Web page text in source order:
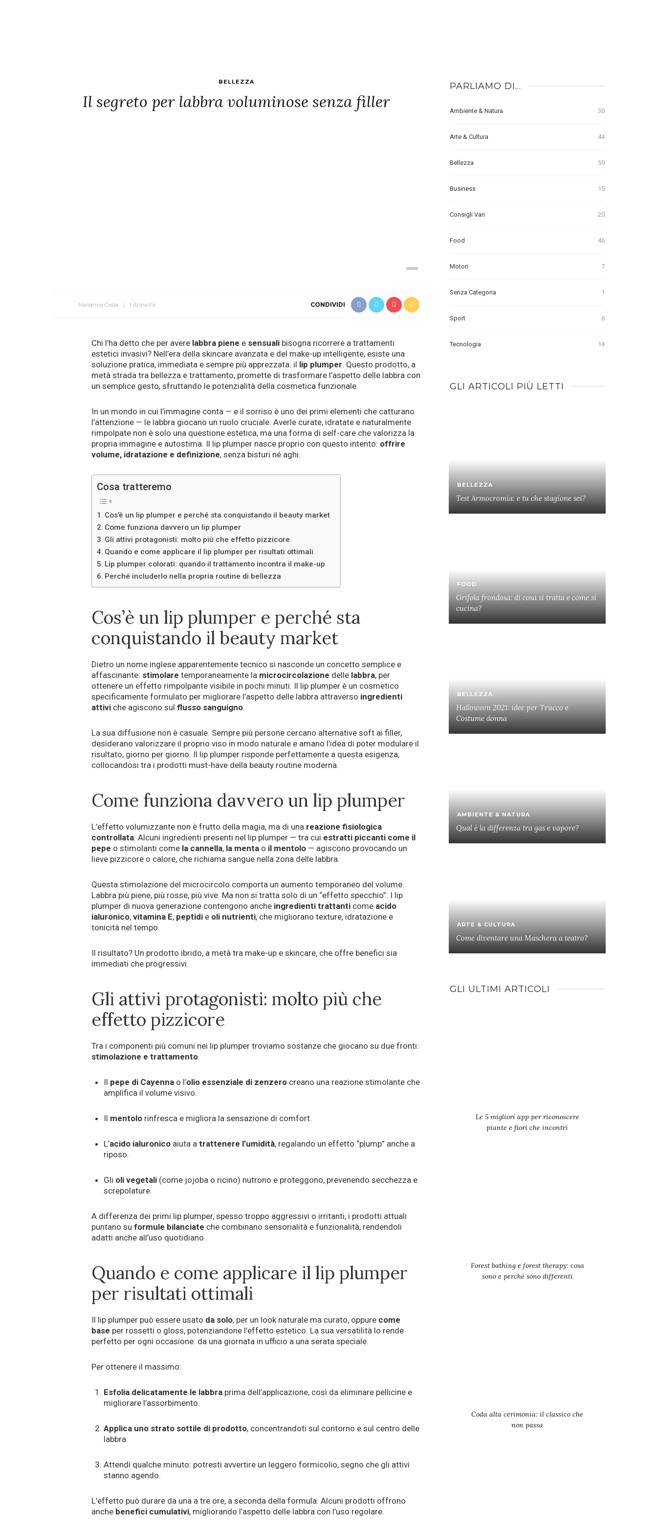
BELLEZZA
Il segreto per labbra voluminose senza filler
Marianna Costa 1 Anno Fa CONDIVIDI
Chi l’ha detto che per avere labbra piene e sensuali bisogna ricorrere a trattamenti
estetici invasivi? Nell’era della skincare avanzata e del make-up intelligente, esiste una
soluzione pratica, immediata e sempre più apprezzata: il lip plumper. Questo prodotto, a
metà strada tra bellezza e trattamento, promette di trasformare l’aspetto delle labbra con
un semplice gesto, sfruttando le potenzialità della cosmetica funzionale.
In un mondo in cui l’immagine conta — e il sorriso è uno dei primi elementi che catturano
l’attenzione — le labbra giocano un ruolo cruciale. Averle curate, idratate e naturalmente
rimpolpate non è solo una questione estetica, ma una forma di self-care che valorizza la
propria immagine e autostima. Il lip plumper nasce proprio con questo intento: offrire
volume, idratazione e definizione, senza bisturi né aghi.
Cosa tratteremo
Cos’è un lip plumper e perché sta conquistando il beauty market
Come funziona davvero un lip plumper
Gli attivi protagonisti: molto più che effetto pizzicore
Quando e come applicare il lip plumper per risultati ottimali
Lip plumper colorati: quando il trattamento incontra il make-up
Perché includerlo nella propria routine di bellezza
Cos’è un lip plumper e perché sta
conquistando il beauty market
Dietro un nome inglese apparentemente tecnico si nasconde un concetto semplice e
affascinante: stimolare temporaneamente la microcircolazione delle labbra, per
ottenere un effetto rimpolpante visibile in pochi minuti. Il lip plumper è un cosmetico
specificamente formulato per migliorare l’aspetto delle labbra attraverso ingredienti
attivi che agiscono sul flusso sanguigno.
La sua diffusione non è casuale. Sempre più persone cercano alternative soft ai filler,
desiderano valorizzare il proprio viso in modo naturale e amano l’idea di poter modulare il
risultato, giorno per giorno. Il lip plumper risponde perfettamente a questa esigenza,
collocandosi tra i prodotti must-have della beauty routine moderna.
Come funziona davvero un lip plumper
L’effetto volumizzante non è frutto della magia, ma di una reazione fisiologica
controllata. Alcuni ingredienti presenti nel lip plumper — tra cui estratti piccanti come il
pepe o stimolanti come la cannella, la menta o il mentolo — agiscono provocando un
lieve pizzicore o calore, che richiama sangue nella zona delle labbra.
Questa stimolazione del microcircolo comporta un aumento temporaneo del volume.
Labbra più piene, più rosse, più vive. Ma non si tratta solo di un “effetto specchio”. I lip
plumper di nuova generazione contengono anche ingredienti trattanti come acido
ialuronico, vitamina E, peptidi e oli nutrienti, che migliorano texture, idratazione e
tonicità nel tempo.
Il risultato? Un prodotto ibrido, a metà tra make-up e skincare, che offre benefici sia
immediati che progressivi.
Gli attivi protagonisti: molto più che
effetto pizzicore
Tra i componenti più comuni nei lip plumper troviamo sostanze che giocano su due fronti:
stimolazione e trattamento.
Il pepe di Cayenna o l’olio essenziale di zenzero creano una reazione stimolante che
amplifica il volume visivo.
Il mentolo rinfresca e migliora la sensazione di comfort.
L’acido ialuronico aiuta a trattenere l’umidità, regalando un effetto “plump” anche a
riposo.
Gli oli vegetali (come jojoba o ricino) nutrono e proteggono, prevenendo secchezza e
screpolature.
A differenza dei primi lip plumper, spesso troppo aggressivi o irritanti, i prodotti attuali
puntano su formule bilanciate che combinano sensorialità e funzionalità, rendendoli
adatti anche all’uso quotidiano.
Quando e come applicare il lip plumper
per risultati ottimali
Il lip plumper può essere usato da solo, per un look naturale ma curato, oppure come
base per rossetti o gloss, potenziandone l’effetto estetico. La sua versatilità lo rende
perfetto per ogni occasione: da una giornata in ufficio a una serata speciale.
Per ottenere il massimo:
Esfolia delicatamente le labbra prima dell’applicazione, così da eliminare pellicine e
migliorare l’assorbimento.
Applica uno strato sottile di prodotto, concentrandoti sul contorno e sul centro delle
labbra.
Attendi qualche minuto: potresti avvertire un leggero formicolio, segno che gli attivi
stanno agendo.
L’effetto può durare da una a tre ore, a seconda della formula. Alcuni prodotti offrono
anche benefici cumulativi, migliorando l’aspetto delle labbra con l’uso regolare.
PARLIAMO DI…
Ambiente & Natura 30
Arte & Cultura 44
Bellezza 59
Business 15
Consigli Vari 20
Food 46
Motori 7
Senza Categoria 1
Sport 6
Tecnologia 14
GLI ARTICOLI PIÙ LETTI
BELLEZZA
Test Armocromia: e tu che stagione sei?
FOOD
Grifola frondosa: di cosa si tratta e come si
cucina?
BELLEZZA
Halloween 2021: idee per Trucco e
Costume donna
AMBIENTE & NATURA
Qual è la differenza tra gas e vapore?
ARTE & CULTURA
Come diventare una Maschera a teatro?
GLI ULTIMI ARTICOLI
Le 5 migliori app per riconoscere
piante e fiori che incontri
Forest bathing e forest therapy: cosa
sono e perché sono differenti
Coda alta cerimonia: il classico che
non passa